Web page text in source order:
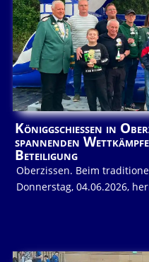
Königgschießen in
spannenden
Beteiligung
Oberzissen. Beim
Donnerstag, 04.06.2026,